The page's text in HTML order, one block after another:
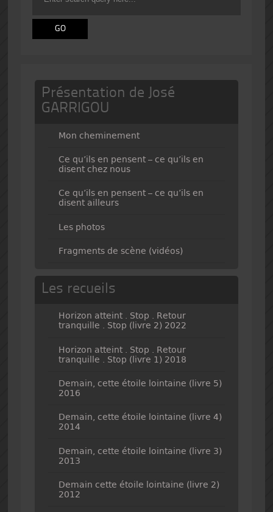
Présentation de José
GARRIGOU
Mon cheminement
Ce qu’ils en pensent – ce qu’ils en
disent chez nous
Ce qu’ils en pensent – ce qu’ils en
disent ailleurs
Les photos
Fragments de scène (vidéos)
Les recueils
Horizon atteint . Stop . Retour
tranquille . Stop (livre 2) 2022
Horizon atteint . Stop . Retour
tranquille . Stop (livre 1) 2018
Demain, cette étoile lointaine (livre 5)
2016
Demain, cette étoile lointaine (livre 4)
2014
Demain, cette étoile lointaine (livre 3)
2013
Demain cette étoile lointaine (livre 2)
2012